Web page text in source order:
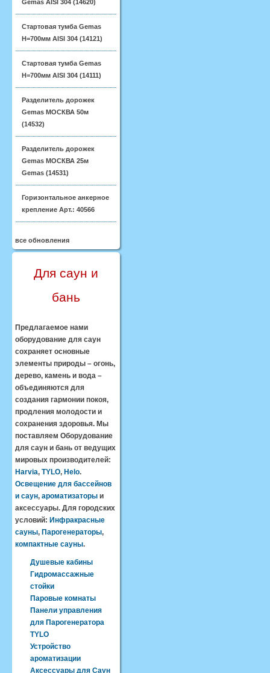
Gemas AISI 304 (14620)
Стартовая тумба Gemas
H=700мм AISI 304 (14121)
Стартовая тумба Gemas
H=700мм AISI 304 (14111)
Разделитель дорожек
Gemas МОСКВА 50м
(14532)
Разделитель дорожек
Gemas МОСКВА 25м
Gemas (14531)
Горизонтальное анкерное
крепление Арт.: 40566
все обновления
Для саун и
бань
Предлагаемое нами
оборудование для саун
сохраняет основные
элементы природы – огонь,
дерево, камень и вода –
объединяются для
создания гармонии покоя,
продления молодости и
сохранения здоровья. Мы
поставляем Оборудование
для саун и бань от ведущих
мировых производителей:
Harvia, TYLO, Helo.
Освещение для бассейнов
и саун, ароматизаторы и
аксессуары. Для городских
условий: Инфракрасные
сауны, Парогенераторы,
компактные сауны.
Душевые кабины
Гидромассажные
стойки
Паровые комнаты
Панели управления
для Парогенератора
TYLO
Устройство
ароматизации
Аксессуары для Саун